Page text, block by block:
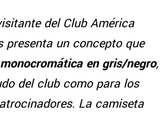
del Club América
presenta un concepto que
en gris/negro,
del club como para los
La camiseta